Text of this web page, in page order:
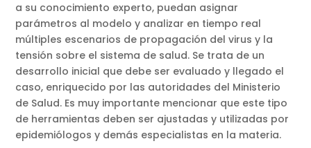
a su conocimiento experto, puedan asignar
parámetros al modelo y analizar en tiempo real
múltiples escenarios de propagación del virus y la
tensión sobre el sistema de salud. Se trata de un
desarrollo inicial que debe ser evaluado y llegado el
caso, enriquecido por las autoridades del Ministerio
de Salud. Es muy importante mencionar que este tipo
de herramientas deben ser ajustadas y utilizadas por
epidemiólogos y demás especialistas en la materia.